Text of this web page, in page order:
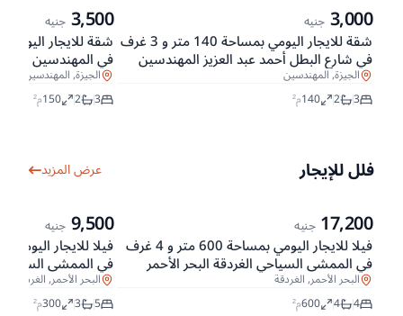
3,000 جنيه
شقة للايجار اليومي بمساحة 140 متر و 3 غرف
في شارع البطل أحمد عبد العزيز المهندسين
الجيزة
الجيزة, المهندسين
3
2
140م²
3,500 جنيه
في المهندسين
الجيزة, المهندسين
3
2
150م²
فلل للإيجار عرض المزيد
17,200 جنيه
فيلا للايجار اليومي بمساحة 600 متر و 4 غرف
في الممشى السياحي الغردقة البحر الأحمر
البحر الأحمر, الغردقة
4
4
600م²
9,500 جنيه
في الممشى السياحي
البحر الأحمر, الغردقة
5
3
300م²